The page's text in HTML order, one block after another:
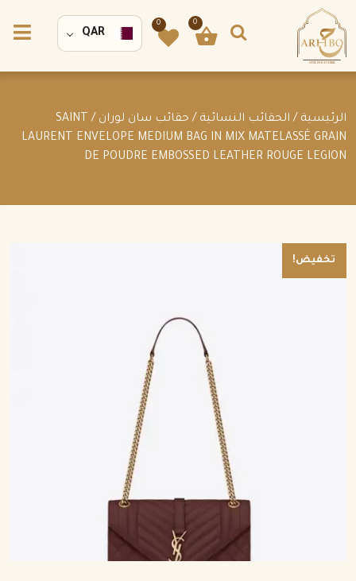
0
0
QAR
الرئيسية / الحقائب النسائية / حقائب سان لوران
/ SAINT
LAURENT ENVELOPE MEDIUM BAG IN MIX MATELASSÉ GRAIN
DE POUDRE EMBOSSED LEATHER ROUGE LEGION
تخفيض!